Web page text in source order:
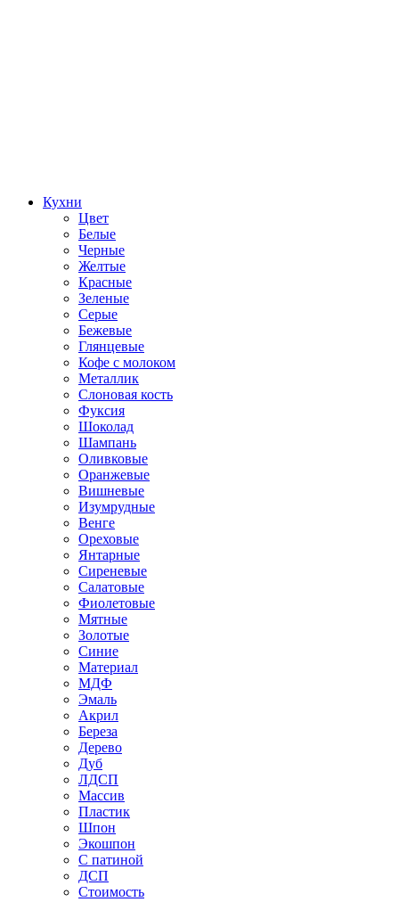
Кухни
Цвет
Белые
Черные
Желтые
Красные
Зеленые
Серые
Бежевые
Глянцевые
Кофе с молоком
Металлик
Слоновая кость
Фуксия
Шоколад
Шампань
Оливковые
Оранжевые
Вишневые
Изумрудные
Венге
Ореховые
Янтарные
Сиреневые
Салатовые
Фиолетовые
Мятные
Золотые
Синие
Материал
МДФ
Эмаль
Акрил
Береза
Дерево
Дуб
ЛДСП
Массив
Пластик
Шпон
Экошпон
С патиной
ДСП
Стоимость